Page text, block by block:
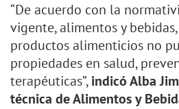
“De acuerdo con la
vigente, alimentos y
productos alimenticios no
propiedades en salud,
terapéuticas”,indicó Alba
técnica de Alimentos y